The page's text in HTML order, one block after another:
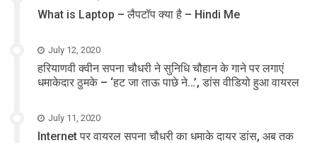
What is Laptop – लैपटॉप क्या है – Hindi Me
July 12, 2020
हरियाणवी क्वीन सपना चौधरी ने सुनिधि चौहान के गाने पर लगाएं
धमाकेदार ठुमके – ‘हट जा ताऊ पाछे ने…’, डांस वीडियो हुआ वायरल
July 11, 2020
Internet पर वायरल सपना चौधरी का धमाके दायर डांस, अब तक